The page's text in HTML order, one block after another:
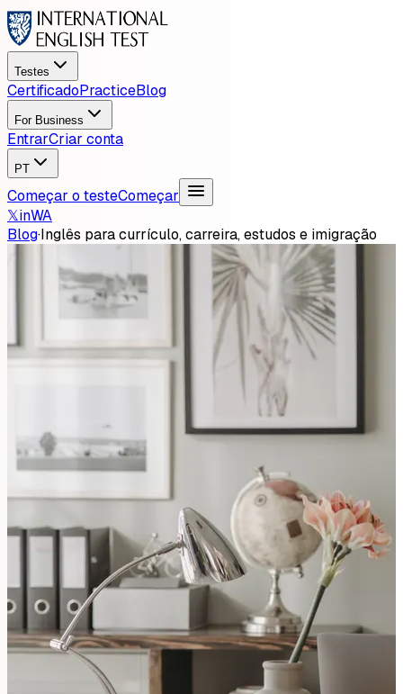
Testes
CertificadoPracticeBlog
For Business
EntrarCriar conta
PT
Começar o testeComeçar
𝕏inWA
Blog·Inglês para currículo, carreira, estudos e imigração